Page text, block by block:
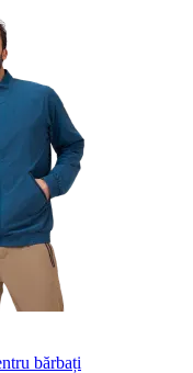
bărbați